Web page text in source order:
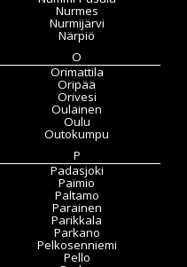
Nurmes
Nurmijärvi
Närpiö
O
Orimattila
Oripää
Orivesi
Oulainen
Oulu
Outokumpu
P
Padasjoki
Paimio
Paltamo
Parainen
Parikkala
Parkano
Pelkosenniemi
Pello